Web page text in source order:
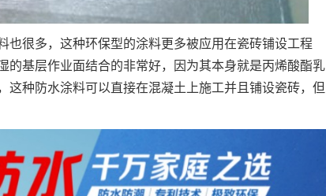
很多，这种环保型的涂料更多被应用在瓷砖铺设工程
的基层作业面结合的非常好，因为其本身就是丙烯酸酯乳
这种防水涂料可以直接在混凝土上施工并且铺设瓷砖，但